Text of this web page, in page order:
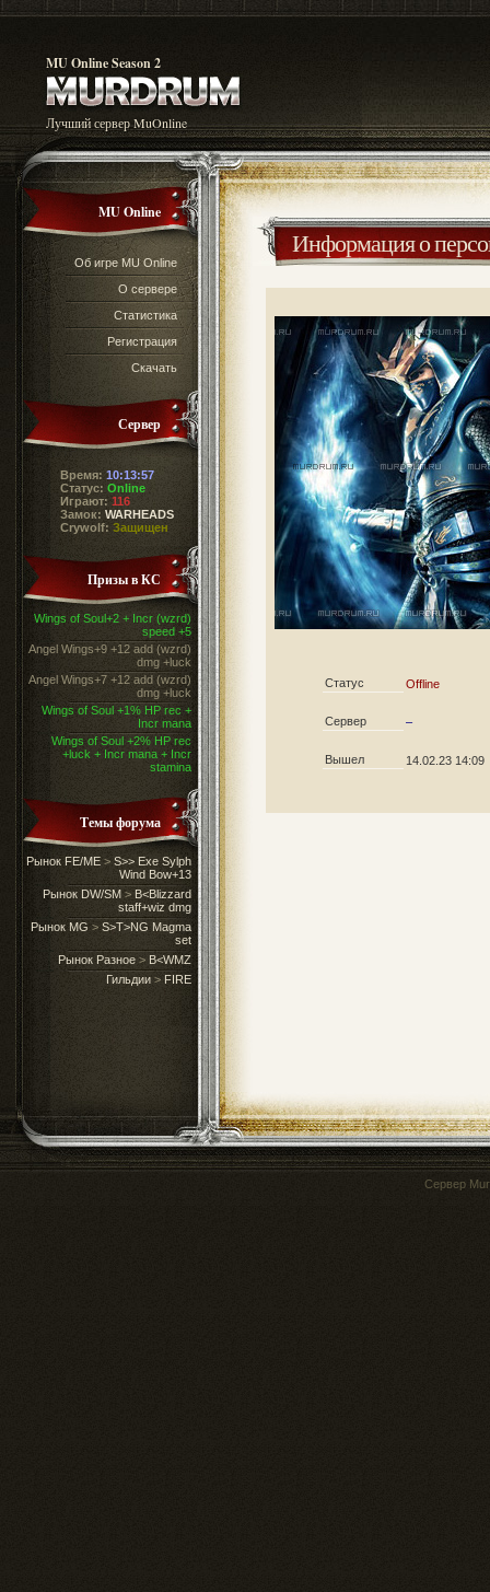
MU Online Season 2
Лучший сервер MuOnline
MU Online
Об игре MU Online
О сервере
Статистика
Регистрация
Скачать
Сервер
Время: 10:13:57
Статус: Online
Играют: 116
Замок: WARHEADS
Crywolf: Защищен
Призы в КС
Wings of Soul+2 + Incr (wzrd)
speed +5
Angel Wings+9 +12 add (wzrd)
dmg +luck
Angel Wings+7 +12 add (wzrd)
dmg +luck
Wings of Soul +1% HP rec +
Incr mana
Wings of Soul +2% HP rec
+luck + Incr mana + Incr
stamina
Темы форума
Рынок FE/ME > S>> Exe Sylph
Wind Bow+13
Рынок DW/SM > B<Blizzard
staff+wiz dmg
Рынок MG > S>T>NG Magma
set
Рынок Разное > B<WMZ
Гильдии > FIRE
Информация о
Статус Offline
Сервер –
Вышел 14.02.23 14:09
Сервер